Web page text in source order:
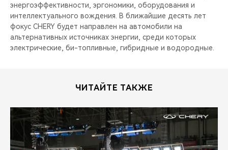
энергоэффективности, эргономики, оборудования и
интеллектуального вождения. В ближайшие десять лет
фокус CHERY будет направлен на автомобили на
альтернативных источниках энергии, среди которых
электрические, би-топливные, гибридные и водородные.
ЧИТАЙТЕ ТАКЖЕ